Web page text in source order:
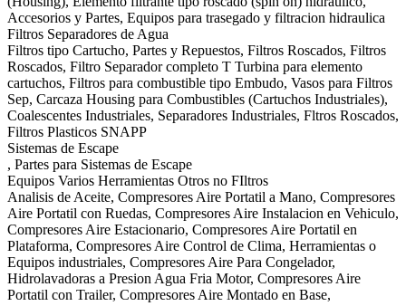
Accesorios y Partes, Equipos para trasegado y filtracion hidraulica
Filtros Separadores de Agua
Filtros tipo Cartucho, Partes y Repuestos, Filtros Roscados, Filtros
Roscados, Filtro Separador completo T Turbina para elemento
cartuchos, Filtros para combustible tipo Embudo, Vasos para Filtros
Sep, Carcaza Housing para Combustibles (Cartuchos Industriales),
Coalescentes Industriales, Separadores Industriales, Fltros Roscados,
Filtros Plasticos SNAPP
Sistemas de Escape
, Partes para Sistemas de Escape
Equipos Varios Herramientas Otros no FIltros
Analisis de Aceite, Compresores Aire Portatil a Mano, Compresores
Aire Portatil con Ruedas, Compresores Aire Instalacion en Vehiculo,
Compresores Aire Estacionario, Compresores Aire Portatil en
Plataforma, Compresores Aire Control de Clima, Herramientas o
Equipos industriales, Compresores Aire Para Congelador,
Hidrolavadoras a Presion Agua Fria Motor, Compresores Aire
Portatil con Trailer, Compresores Aire Montado en Base,